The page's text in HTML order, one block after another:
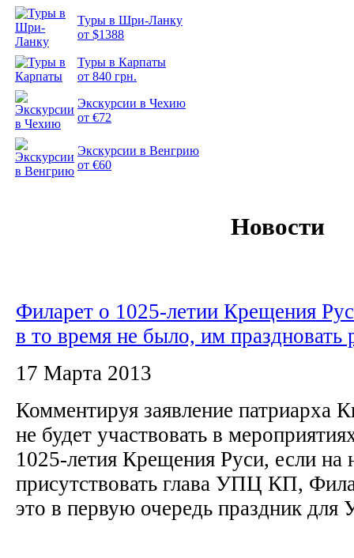
Туры в Шри-Ланку
от $1388
Туры в Карпаты
от 840 грн.
Экскурсии в Чехию
от €72
Экскурсии в Венгрию
от €60
Новости
Филарет о 1025-летии Крещения
в то время не было, им праздновать
17 Марта 2013
Комментируя заявление патриарха
не будет участвовать в
1025-летия Крещения Руси, если на
присутствовать глава УПЦ КП,
это в первую очередь праздник